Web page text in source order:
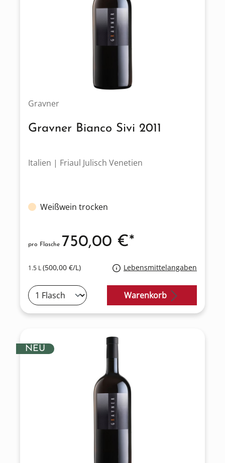
Gravner
Gravner Bianco Sivi 2011
Italien | Friaul Julisch Venetien
Weißwein trocken
1.5 L(500,00 €/L) Lebensmittelangaben
pro Flasche 750,00 €*
Warenkorb
NEU